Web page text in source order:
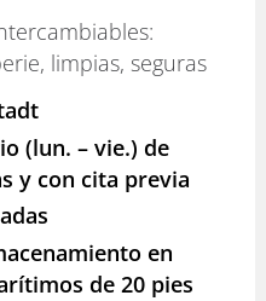
limpias, seguras
(lun. – vie.) de
y con cita previa
en
de 20 pies